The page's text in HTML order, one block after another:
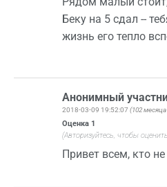
Беку на 5 сдал --
жизнь его тепло
Анонимный
2018-03-09 19:52:07 (102
Оценка 1
(Авторизуйтесь, чтобы
Привет всем, кто